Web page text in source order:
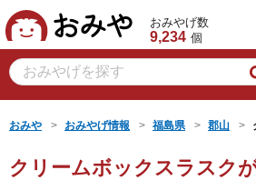
おみや
おみやげ数
9,234 個
おみや おみやげ情報 福島県 郡山
クリームボックスラスク